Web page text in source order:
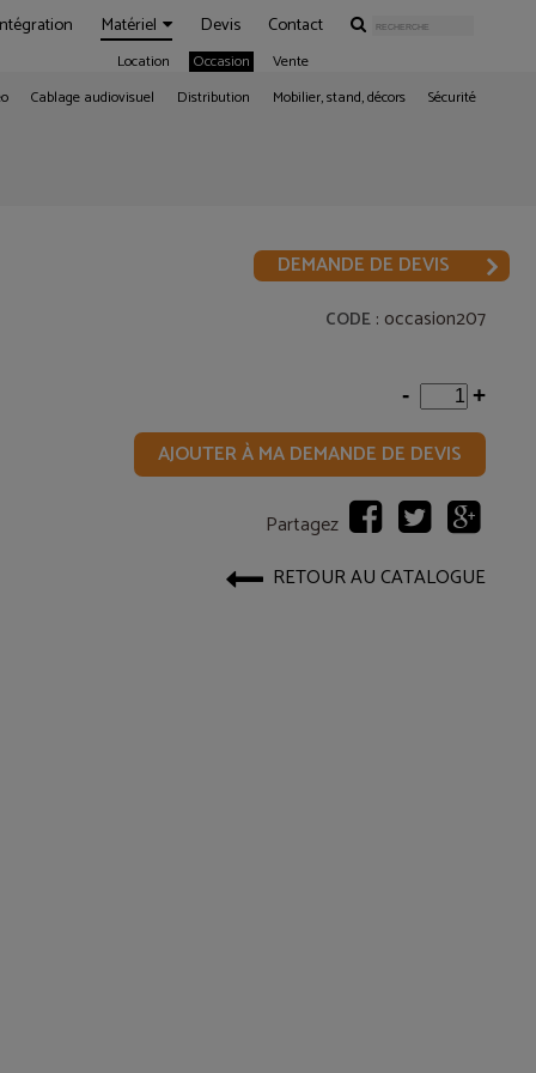
Matériel
Location Occasion Vente
Devis Contact
Cablage audiovisuel Distribution Mobilier, stand, décors Sécurité
DEMANDE DE DEVIS
CODE : occasion207
- +
AJOUTER À MA DEMANDE DE DEVIS
Partagez
RETOUR AU CATALOGUE